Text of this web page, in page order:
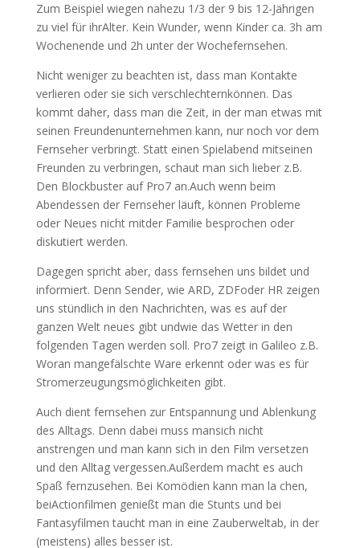
Zum Beispiel wiegen nahezu 1/3 der 9 bis 12-Jährigen
zu viel für ihrAlter. Kein Wunder, wenn Kinder ca. 3h am
Wochenende und 2h unter der Wochefernsehen.
Nicht weniger zu beachten ist, dass man Kontakte
verlieren oder sie sich verschlechternkönnen. Das
kommt daher, dass man die Zeit, in der man etwas mit
seinen Freundenunternehmen kann, nur noch vor dem
Fernseher verbringt. Statt einen Spielabend mitseinen
Freunden zu verbringen, schaut man sich lieber z.B.
Den Blockbuster auf Pro7 an.Auch wenn beim
Abendessen der Fernseher läuft, können Probleme
oder Neues nicht mitder Familie besprochen oder
diskutiert werden.
Dagegen spricht aber, dass fernsehen uns bildet und
informiert. Denn Sender, wie ARD, ZDFoder HR zeigen
uns stündlich in den Nachrichten, was es auf der
ganzen Welt neues gibt undwie das Wetter in den
folgenden Tagen werden soll. Pro7 zeigt in Galileo z.B.
Woran mangefälschte Ware erkennt oder was es für
Stromerzeugungsmöglichkeiten gibt.
Auch dient fernsehen zur Entspannung und Ablenkung
des Alltags. Denn dabei muss mansich nicht
anstrengen und man kann sich in den Film versetzen
und den Alltag vergessen.Außerdem macht es auch
Spaß fernzusehen. Bei Komödien kann man la chen,
beiActionfilmen genießt man die Stunts und bei
Fantasyfilmen taucht man in eine Zauberweltab, in der
(meistens) alles besser ist.